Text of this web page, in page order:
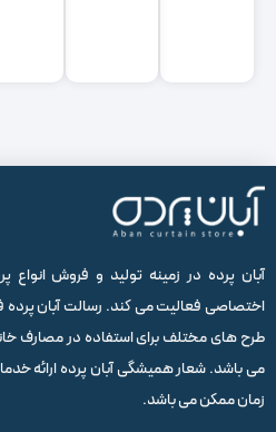
آبان پرده در زمینه تولید و فروش انواع
اختصاصی فعالیت می کند. رسالت آبان
طرح های مختلف برای استفاده در مصارف
می باشد. شعار همیشگی آبان پرده ارائه
زمان ممکن می باشد.